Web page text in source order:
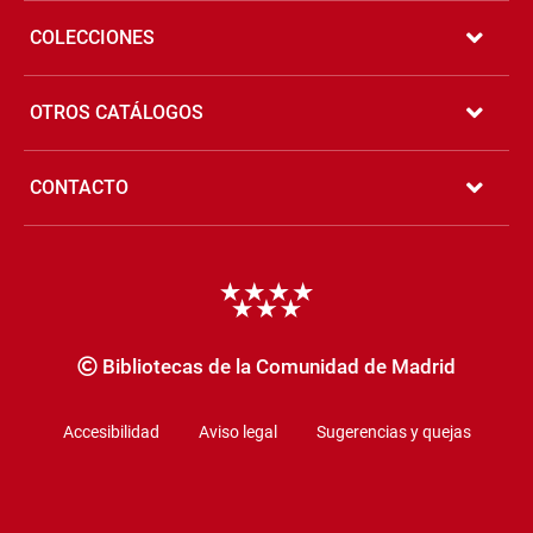
COLECCIONES
OTROS CATÁLOGOS
CONTACTO
Bibliotecas de la Comunidad de Madrid
Accesibilidad Aviso legal Sugerencias y quejas